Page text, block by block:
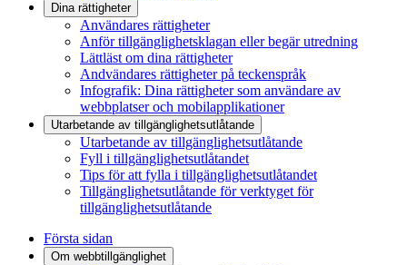
Dina rättigheter
Användares rättigheter
Anför tillgänglighetsklagan eller begär utredning
Lättläst om dina rättigheter
Andvändares rättigheter på teckenspråk
Infografik: Dina rättigheter som användare av
webbplatser och mobilapplikationer
Utarbetande av tillgänglighets­utlåtande
Utarbetande av tillgänglighetsutlåtande
Fyll i tillgänglighetsutlåtandet
Tips för att fylla i tillgänglighetsutlåtandet
Tillgänglighetsutlåtande för verktyget för
tillgänglighetsutlåtande
Första sidan
Om webbtillgänglighet